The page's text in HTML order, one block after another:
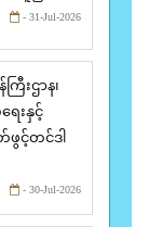
- 31-Jul-2026
ြီးဌာန၊
းနှင့်
ဖွင့်တင်ဒါ
- 30-Jul-2026